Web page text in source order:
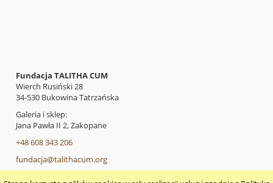
Fundacja TALITHA CUM
Wierch Rusiński 28
34-530 Bukowina Tatrzańska
Galeria i sklep:
Jana Pawła II 2, Zakopane
+48 608 343 206
fundacja@talithacum.org